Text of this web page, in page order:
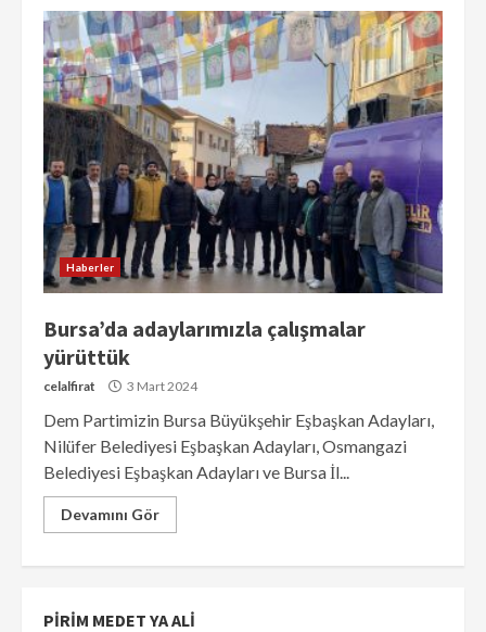
Haberler
Bursa’da adaylarımızla çalışmalar
yürüttük
celalfirat 3 Mart 2024
Dem Partimizin Bursa Büyükşehir Eşbaşkan Adayları,
Nilüfer Belediyesi Eşbaşkan Adayları, Osmangazi
Belediyesi Eşbaşkan Adayları ve Bursa İl...
Devamını Gör
PIRIM MEDET YA ALI